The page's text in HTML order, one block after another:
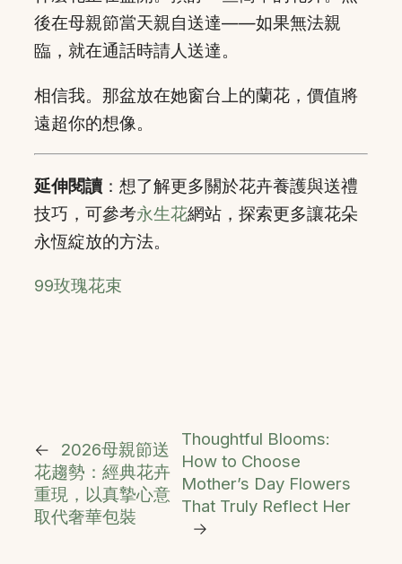
後在母親節當天親自送達——如果無法親
臨，就在通話時請人送達。
相信我。那盆放在她窗台上的蘭花，價值將
遠超你的想像。
延伸閱讀 ：想了解更多關於花卉養護與送禮
技巧，可參考永生花網站，探索更多讓花朵
永恆綻放的方法。
99玫瑰花束
←
2026母親節送
花趨勢：經典花卉
重現，以真摯心意
取代奢華包裝
Thoughtful Blooms:
How to Choose
Mother’s Day Flowers
That Truly Reflect Her
→